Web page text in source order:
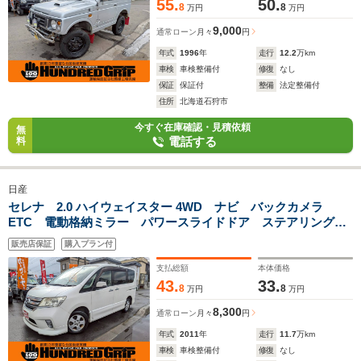
55.8 万円 50.8 万円
通常ローン 月々9,000円
年式 1996年 走行 12.2万km
車検
車検整備付 修復
なし
保証
保証付 整備
法定整備付
住所
北海道石狩市
無
料
今すぐ在庫確認・見積依頼
電話する
日産
セレナ 2.0 ハイウェイスター 4WD ナビ バックカメラ
ETC 電動格納ミラー パワースライドドア ステアリングス
イッチ
販売店保証 購入プラン付
支払総額
43.8 万円
本体価格
33.8 万円
通常ローン 月々8,300円
年式 2011年 走行 11.7万km
車検
車検整備付 修復 なし